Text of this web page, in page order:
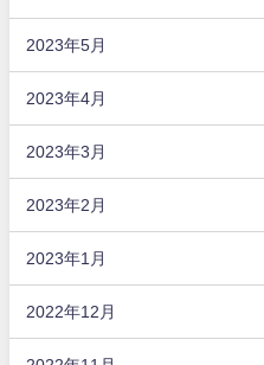
2023年5月
2023年4月
2023年3月
2023年2月
2023年1月
2022年12月